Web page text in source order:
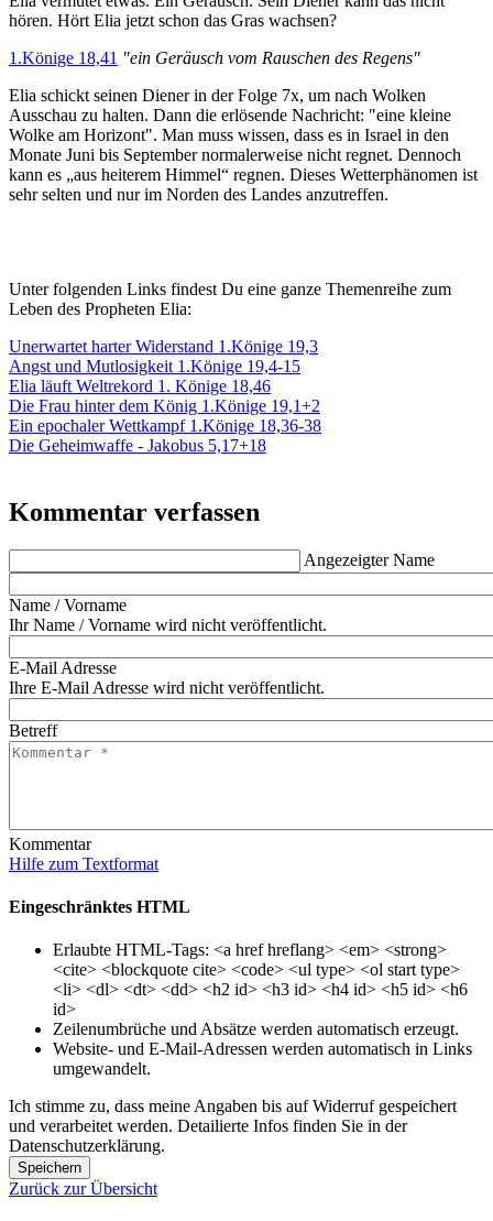
hören. Hört Elia jetzt schon das Gras wachsen?
1.Könige 18,41 "ein Geräusch vom Rauschen des Regens"
Elia schickt seinen Diener in der Folge 7x, um nach Wolken
Ausschau zu halten. Dann die erlösende Nachricht: "eine kleine
Wolke am Horizont". Man muss wissen, dass es in Israel in den
Monate Juni bis September normalerweise nicht regnet. Dennoch
kann es „aus heiterem Himmel“ regnen. Dieses Wetterphänomen ist
sehr selten und nur im Norden des Landes anzutreffen.
Unter folgenden Links findest Du eine ganze Themenreihe zum
Leben des Propheten Elia:
Unerwartet harter Widerstand 1.Könige 19,3
Angst und Mutlosigkeit 1.Könige 19,4-15
Elia läuft Weltrekord 1. Könige 18,46
Die Frau hinter dem König 1.Könige 19,1+2
Ein epochaler Wettkampf 1.Könige 18,36-38
Die Geheimwaffe - Jakobus 5,17+18
Kommentar verfassen
Angezeigter Name
Name / Vorname
Ihr Name / Vorname wird nicht veröffentlicht.
E-Mail Adresse
Ihre E-Mail Adresse wird nicht veröffentlicht.
Betreff
Kommentar
Hilfe zum Textformat
Eingeschränktes HTML
Erlaubte HTML-Tags: <a href hreflang> <em> <strong>
<cite> <blockquote cite> <code> <ul type> <ol start type>
<li> <dl> <dt> <dd> <h2 id> <h3 id> <h4 id> <h5 id> <h6
id>
Zeilenumbrüche und Absätze werden automatisch erzeugt.
Website- und E-Mail-Adressen werden automatisch in Links
umgewandelt.
Ich stimme zu, dass meine Angaben bis auf Widerruf gespeichert
und verarbeitet werden. Detailierte Infos finden Sie in der
Datenschutzerklärung.
Speichern
Zurück zur Übersicht